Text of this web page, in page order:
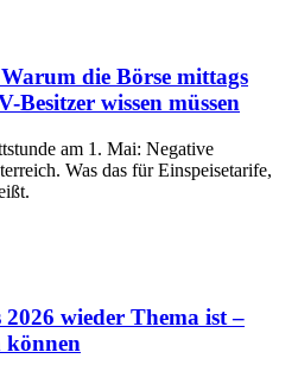
die Börse mittags
Besitzer wissen müssen
am 1. Mai: Negative
Was das für Einspeisetarife,
wieder Thema ist –
können